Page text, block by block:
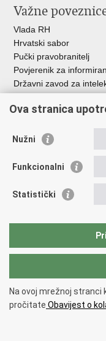
Važne
Vlada RH
Hrvatski sabor
Pučki pravobranitelj
Povjerenik za
Državni zavod za
HAKOM
Ostale poveznice
Hrvatski audiovizualni
Creative Europe
EU National Institutes
Međunarodni centar
Copyright © 2026
pristupačnosti.
Ova stranica
Nužni
Funkcionalni
Statistički
Na ovoj mrežnoj stranci
pročitate Obavijest o